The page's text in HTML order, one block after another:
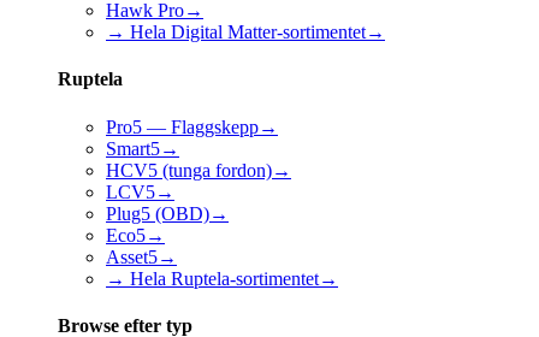
Hawk Pro→
→ Hela Digital Matter-sortimentet→
Ruptela
Pro5 — Flaggskepp→
Smart5→
HCV5 (tunga fordon)→
LCV5→
Plug5 (OBD)→
Eco5→
Asset5→
→ Hela Ruptela-sortimentet→
Browse efter typ